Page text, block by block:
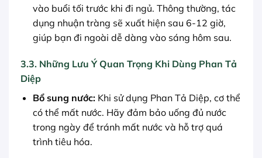
vào buổi tối trước khi đi ngủ. Thông thường, tác
dụng nhuận tràng sẽ xuất hiện sau 6-12 giờ,
giúp bạn đi ngoài dễ dàng vào sáng hôm sau.
3.3. Những Lưu Ý Quan Trọng Khi Dùng Phan Tả
Diệp
Bổ sung nước:Khi sử dụng Phan Tả Diệp, cơ thể
có thể mất nước. Hãy đảm bảo uống đủ nước
trong ngày để tránh mất nước và hỗ trợ quá
trình tiêu hóa.